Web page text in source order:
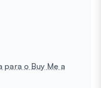
para o Buy Me a